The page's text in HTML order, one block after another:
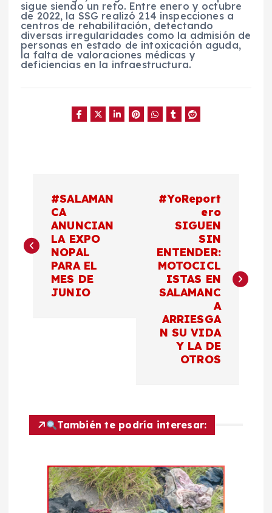
sigue siendo un reto. Entre enero y octubre
de 2022, la SSG realizó 214 inspecciones a
centros de rehabilitación, detectando
diversas irregularidades como la admisión de
personas en estado de intoxicación aguda,
la falta de valoraciones médicas y
deficiencias en la infraestructura.
v
#SALAMAN
CA
ANUNCIAN
LA EXPO
NOPAL
PARA EL
MES DE
JUNIO
#YoReport
ero
SIGUEN
SIN
ENTENDER:
MOTOCICL
ISTAS EN
SALAMANC
A
ARRIESGA
N SU VIDA
Y LA DE
OTROS
También te podría interesar: